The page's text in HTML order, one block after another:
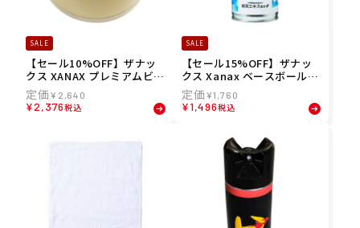
SALE
【セール10%OFF】ザナッ
クス XANAX プレミアムビー
ズクリーム BAOPBC 26SP
¥ 2,640
¥2,376税込
SALE
【セール15%OFF】ザナッ
クス Xanax ベースボール
野球 ソフトボール シューズ
専用冷感スプレー シューズ
冷ックス BAOSHYS1 メンズ
¥1,760
¥1,496税込